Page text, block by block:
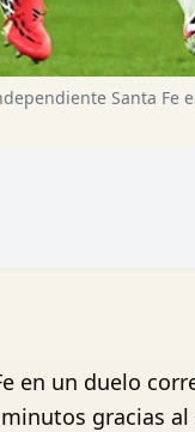
Santa Fe
un duelo
gracias